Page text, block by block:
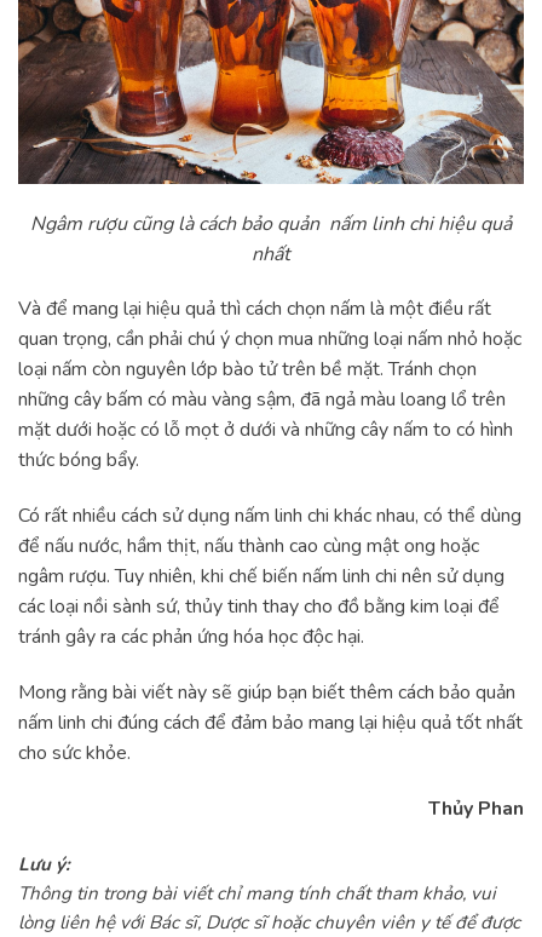
Ngâm rượu cũng là cách bảo quản nấm linh chi hiệu quả
nhất
Và để mang lại hiệu quả thì cách chọn nấm là một điều rất
quan trọng, cần phải chú ý chọn mua những loại nấm nhỏ hoặc
loại nấm còn nguyên lớp bào tử trên bề mặt. Tránh chọn
những cây bấm có màu vàng sậm, đã ngả màu loang lổ trên
mặt dưới hoặc có lỗ mọt ở dưới và những cây nấm to có hình
thức bóng bẩy.
Có rất nhiều cách sử dụng nấm linh chi khác nhau, có thể dùng
để nấu nước, hầm thịt, nấu thành cao cùng mật ong hoặc
ngâm rượu. Tuy nhiên, khi chế biến nấm linh chi nên sử dụng
các loại nồi sành sứ, thủy tinh thay cho đồ bằng kim loại để
tránh gây ra các phản ứng hóa học độc hại.
Mong rằng bài viết này sẽ giúp bạn biết thêm cách bảo quản
nấm linh chi đúng cách để đảm bảo mang lại hiệu quả tốt nhất
cho sức khỏe.
Thủy Phan
Lưu ý:
Thông tin trong bài viết chỉ mang tính chất tham khảo, vui
lòng liên hệ với Bác sĩ, Dược sĩ hoặc chuyên viên y tế để được